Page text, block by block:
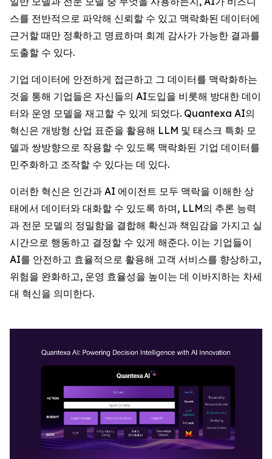
스를 전반적으로 파악해 신뢰할 수 있고 맥락화된 데이터에
근거할 때만 정확하고 명료하며 회계 감사가 가능한 결과를
도출할 수 있다.
기업 데이터에 안전하게 접근하고 그 데이터를 맥락화하는
것을 통해 기업들은 자신들의 AI도입을 비롯해 방대한 데이
터와 운영 모델을 재고할 수 있게 되었다. Quantexa AI의
혁신은 개방형 산업 표준을 활용해 LLM 및 태스크 특화 모
델과 쌍방향으로 작용할 수 있도록 맥락화된 기업 데이터를
민주화하고 조작할 수 있다는 데 있다.
이러한 혁신은 인간과 AI 에이전트 모두 맥락을 이해한 상
태에서 데이터와 대화할 수 있도록 하며, LLM의 추론 능력
과 전문 모델의 정밀함을 결합해 확신과 책임감을 가지고 실
시간으로 행동하고 결정할 수 있게 해준다. 이는 기업들이
AI를 안전하고 효율적으로 활용해 고객 서비스를 향상하고,
위험을 완화하고, 운영 효율성을 높이는 데 이바지하는 차세
대 혁신을 의미한다.